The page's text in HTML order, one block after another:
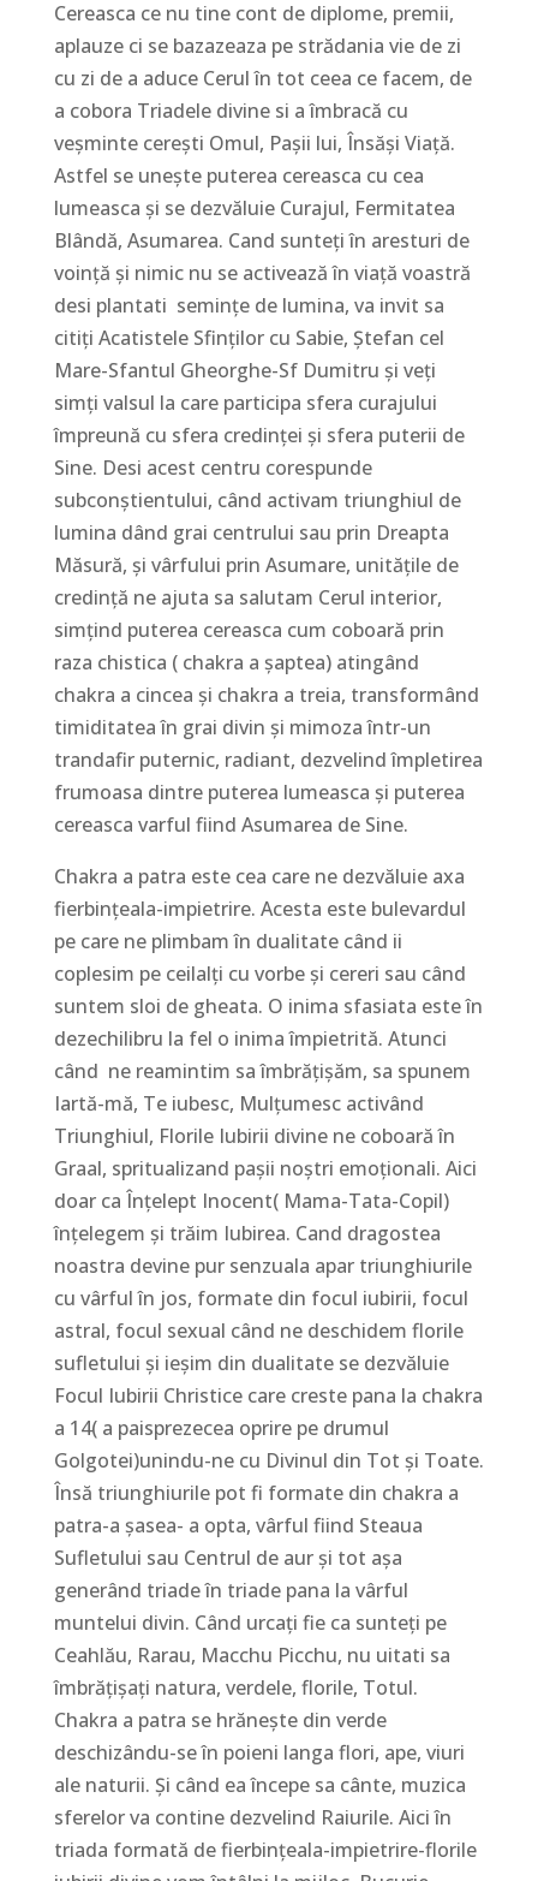
Cereasca ce nu tine cont de diplome, premii,
aplauze ci se bazazeaza pe strădania vie de zi
cu zi de a aduce Cerul în tot ceea ce facem, de
a cobora Triadele divine si a îmbracă cu
veșminte cerești Omul, Pașii lui, Însăși Viață.
Astfel se unește puterea cereasca cu cea
lumeasca și se dezvăluie Curajul, Fermitatea
Blândă, Asumarea. Cand sunteți în aresturi de
voință și nimic nu se activează în viață voastră
desi plantati semințe de lumina, va invit sa
citiți Acatistele Sfinților cu Sabie, Ștefan cel
Mare-Sfantul Gheorghe-Sf Dumitru și veți
simți valsul la care participa sfera curajului
împreună cu sfera credinței și sfera puterii de
Sine. Desi acest centru corespunde
subconștientului, când activam triunghiul de
lumina dând grai centrului sau prin Dreapta
Măsură, și vârfului prin Asumare, unitățile de
credință ne ajuta sa salutam Cerul interior,
simțind puterea cereasca cum coboară prin
raza chistica ( chakra a șaptea) atingând
chakra a cincea și chakra a treia, transformând
timiditatea în grai divin și mimoza într-un
trandafir puternic, radiant, dezvelind împletirea
frumoasa dintre puterea lumeasca și puterea
cereasca varful fiind Asumarea de Sine.
Chakra a patra este cea care ne dezvăluie axa
fierbințeala-impietrire. Acesta este bulevardul
pe care ne plimbam în dualitate când ii
coplesim pe ceilalți cu vorbe și cereri sau când
suntem sloi de gheata. O inima sfasiata este în
dezechilibru la fel o inima împietrită. Atunci
când ne reamintim sa îmbrățișăm, sa spunem
Iartă-mă, Te iubesc, Mulțumesc activând
Triunghiul, Florile Iubirii divine ne coboară în
Graal, spritualizand pașii noștri emoționali. Aici
doar ca Înțelept Inocent( Mama-Tata-Copil)
înțelegem și trăim Iubirea. Cand dragostea
noastra devine pur senzuala apar triunghiurile
cu vârful în jos, formate din focul iubirii, focul
astral, focul sexual când ne deschidem florile
sufletului și ieșim din dualitate se dezvăluie
Focul Iubirii Christice care creste pana la chakra
a 14( a paisprezecea oprire pe drumul
Golgotei)unindu-ne cu Divinul din Tot și Toate.
Însă triunghiurile pot fi formate din chakra a
patra-a șasea- a opta, vârful fiind Steaua
Sufletului sau Centrul de aur și tot așa
generând triade în triade pana la vârful
muntelui divin. Când urcați fie ca sunteți pe
Ceahlău, Rarau, Macchu Picchu, nu uitati sa
îmbrățișați natura, verdele, florile, Totul.
Chakra a patra se hrănește din verde
deschizându-se în poieni langa flori, ape, viuri
ale naturii. Și când ea începe sa cânte, muzica
sferelor va contine dezvelind Raiurile. Aici în
triada formată de fierbințeala-impietrire-florile